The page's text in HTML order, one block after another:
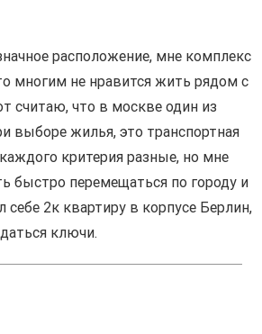
расположение, мне комплекс
многим не нравится жить рядом с
считаю, что в москве один из
выборе жилья, это транспортная
критерия разные, но мне
быстро перемещаться по городу и
себе 2к квартиру в корпусе Берлин,
ключи.